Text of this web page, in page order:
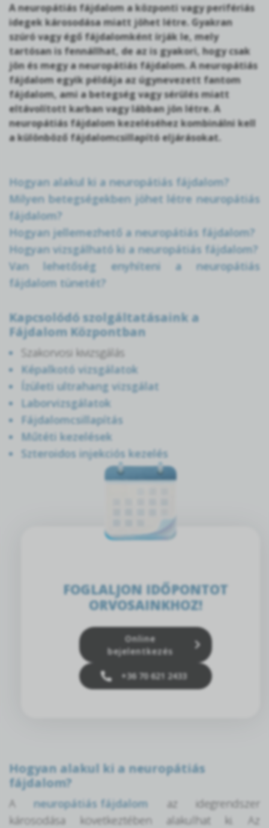
A neuropátiás fájdalom a központi vagy perifériás
idegek károsodása miatt jöhet létre. Gyakran
szúró vagy égő fájdalomként írják le, mely
tartósan is fennállhat, de az is gyakori, hogy csak
jön és megy a neuropátiás fájdalom. A neuropátiás
fájdalom egyik példája az úgynevezett fantom
fájdalom, ami a betegség vagy sérülés miatt
eltávolított karban vagy lábban jön létre. A
neuropátiás fájdalom kezeléséhez kombinálni kell
a különböző fájdalomcsillapító eljárásokat.
Hogyan alakul ki a neuropátiás fájdalom?
Milyen betegségekben jöhet létre neuropátiás
fájdalom?
Hogyan jellemezhető a neuropátiás fájdalom?
Hogyan vizsgálható ki a neuropátiás fájdalom?
Van lehetőség enyhíteni a neuropátiás
fájdalom tünetét?
Kapcsolódó szolgáltatásaink a
Fájdalom Központban
Szakorvosi kivizsgálás
Képalkotó vizsgálatok
Ízületi ultrahang vizsgálat
Laborvizsgálatok
Fájdalomcsillapítás
Műtéti kezelések
Szteroidos injekciós kezelés
FOGLALJON IDŐPONTOT
ORVOSAINKHOZ!
Online
bejelentkezés
+36 70 621 2433
Hogyan alakul ki a neuropátiás
fájdalom?
Aneuropátiás fájdalom az idegrendszer
károsodása következtében alakulhat ki. Az